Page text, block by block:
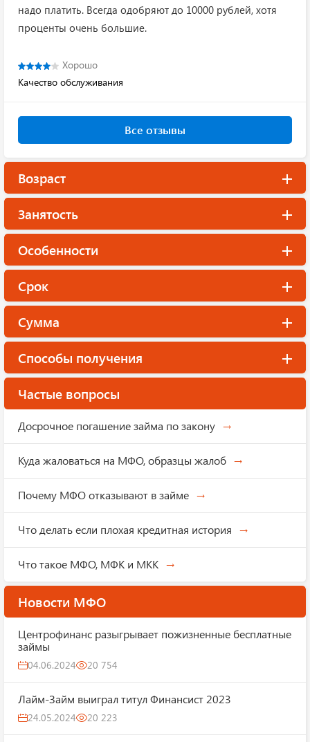
надо платить. Всегда одобряют до 10000 рублей, хотя
проценты очень большие.
Хорошо
Качество обслуживания
Все отзывы
Возраст
Занятость
Особенности
Срок
Сумма
Способы получения
Частые вопросы
Досрочное погашение займа по закону
Куда жаловаться на МФО, образцы жалоб
Почему МФО отказывают в займе
Что делать если плохая кредитная история
Что такое МФО, МФК и МКК
Новости МФО
Центрофинанс разыгрывает пожизненные бесплатные
займы
04.06.2024 20 754
Лайм-Займ выиграл титул Финансист 2023
24.05.2024 20 223